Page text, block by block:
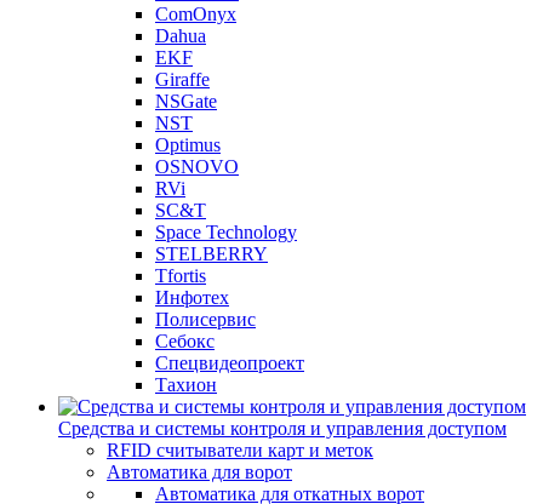
ComOnyx
Dahua
EKF
Giraffe
NSGate
NST
Optimus
OSNOVO
RVi
SC&T
Space Technology
STELBERRY
Tfortis
Инфотех
Полисервис
Себокс
Спецвидеопроект
Тахион
Средства и системы контроля и управления доступом
RFID считыватели карт и меток
Автоматика для ворот
Автоматика для откатных ворот